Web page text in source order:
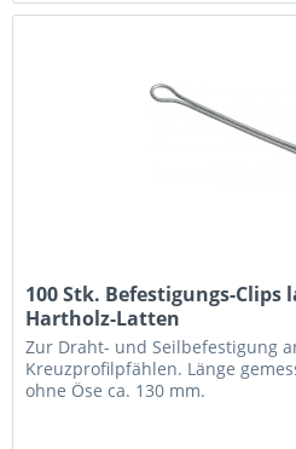
100 Stk. Befestigungs-Clips
Hartholz-Latten
Zur Draht- und Seilbefestigung
Kreuzprofilpfählen. Länge
ohne Öse ca. 130 mm.